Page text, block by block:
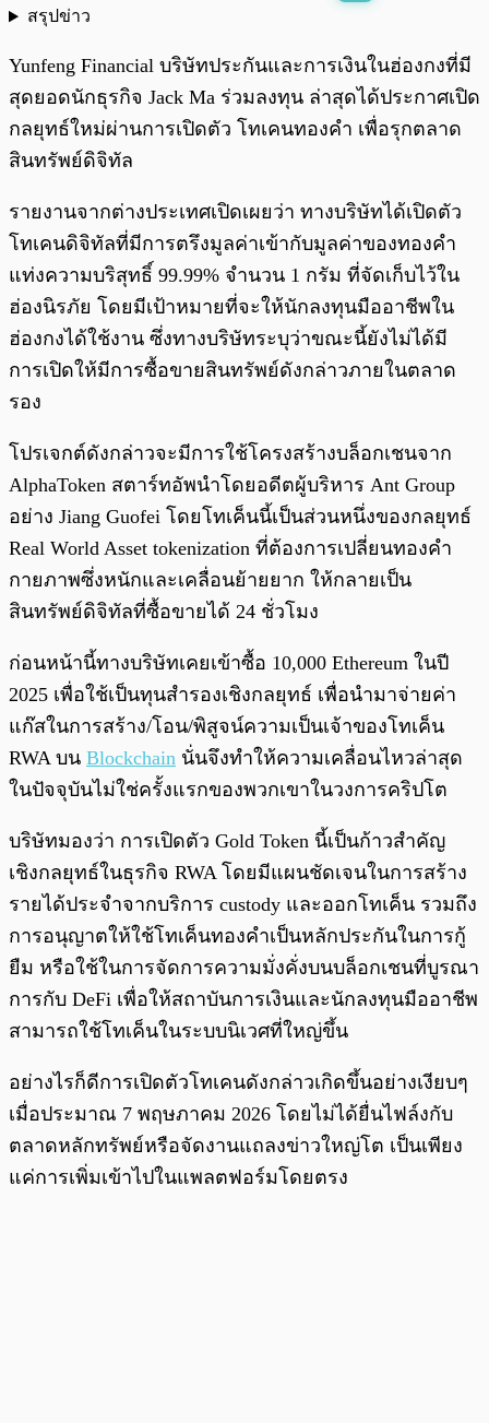
สรุปข่าว
Yunfeng Financial บริษัทประกันและการเงินในฮ่องกงที่มี
สุดยอดนักธุรกิจ Jack Ma ร่วมลงทุน ล่าสุดได้ประกาศเปิด
กลยุทธ์ใหม่ผ่านการเปิดตัว โทเคนทองคำ เพื่อรุกตลาด
สินทรัพย์ดิจิทัล
รายงานจากต่างประเทศเปิดเผยว่า ทางบริษัทได้เปิดตัว
โทเคนดิจิทัลที่มีการตรึงมูลค่าเข้ากับมูลค่าของทองคำ
แท่งความบริสุทธิ์ 99.99% จำนวน 1 กรัม ที่จัดเก็บไว้ใน
ฮ่องนิรภัย โดยมีเป้าหมายที่จะให้นักลงทุนมืออาชีพใน
ฮ่องกงได้ใช้งาน ซึ่งทางบริษัทระบุว่าขณะนี้ยังไม่ได้มี
การเปิดให้มีการซื้อขายสินทรัพย์ดังกล่าวภายในตลาด
รอง
โปรเจกต์ดังกล่าวจะมีการใช้โครงสร้างบล็อกเชนจาก
AlphaToken สตาร์ทอัพนำโดยอดีตผู้บริหาร Ant Group
อย่าง Jiang Guofei โดยโทเค็นนี้เป็นส่วนหนึ่งของกลยุทธ์
Real World Asset tokenization ที่ต้องการเปลี่ยนทองคำ
กายภาพซึ่งหนักและเคลื่อนย้ายยาก ให้กลายเป็น
สินทรัพย์ดิจิทัลที่ซื้อขายได้ 24 ชั่วโมง
ก่อนหน้านี้ทางบริษัทเคยเข้าซื้อ 10,000 Ethereum ในปี
2025 เพื่อใช้เป็นทุนสำรองเชิงกลยุทธ์ เพื่อนำมาจ่ายค่า
แก๊สในการสร้าง/โอน/พิสูจน์ความเป็นเจ้าของโทเค็น
RWA บน Blockchain นั่นจึงทำให้ความเคลื่อนไหวล่าสุด
ในปัจจุบันไม่ใช่ครั้งแรกของพวกเขาในวงการคริปโต
บริษัทมองว่า การเปิดตัว Gold Token นี้เป็นก้าวสำคัญ
เชิงกลยุทธ์ในธุรกิจ RWA โดยมีแผนชัดเจนในการสร้าง
รายได้ประจำจากบริการ custody และออกโทเค็น รวมถึง
การอนุญาตให้ใช้โทเค็นทองคำเป็นหลักประกันในการกู้
ยืม หรือใช้ในการจัดการความมั่งคั่งบนบล็อกเชนที่บูรณา
การกับ DeFi เพื่อให้สถาบันการเงินและนักลงทุนมืออาชีพ
สามารถใช้โทเค็นในระบบนิเวศที่ใหญ่ขึ้น
อย่างไรก็ดีการเปิดตัวโทเคนดังกล่าวเกิดขึ้นอย่างเงียบๆ
เมื่อประมาณ 7 พฤษภาคม 2026 โดยไม่ได้ยื่นไฟล์งกับ
ตลาดหลักทรัพย์หรือจัดงานแถลงข่าวใหญ่โต เป็นเพียง
แค่การเพิ่มเข้าไปในแพลตฟอร์มโดยตรง